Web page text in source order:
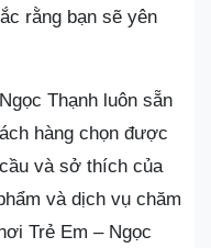
rằng bạn sẽ yên
Thạnh luôn sẵn
hàng chọn được
và sở thích của
và dịch vụ chăm
Trẻ Em – Ngọc